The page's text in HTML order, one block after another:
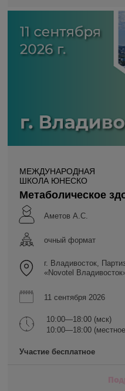
МЕЖДУНАРОДНАЯ
ШКОЛА ЮНЕСКО
Метаболическое
Аметов А.С.
очный формат
г. Владивосток,
«Novotel
11 сентября 2026
10:00—18:00 (мск)
10:00—18:00
Участие бесплатное